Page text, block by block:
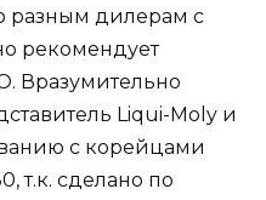
разным дилерам с
рекомендует
Вразумительно
Liqui-Moly и
с корейцами
т.к. сделано по